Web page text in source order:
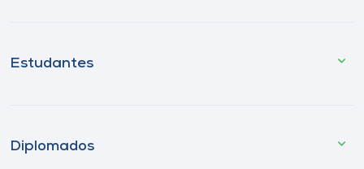
Estudantes
Diplomados